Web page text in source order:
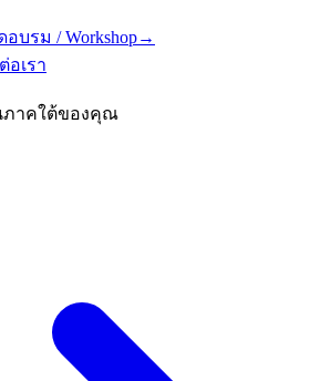
อบรม / Workshop→
อเรา
ภาคใต้ของคุณ